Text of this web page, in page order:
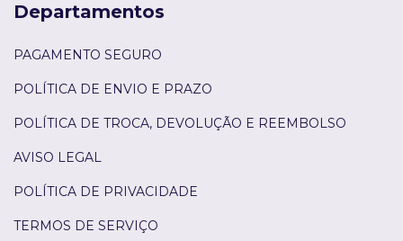
Departamentos
PAGAMENTO SEGURO
POLÍTICA DE ENVIO E PRAZO
POLÍTICA DE TROCA, DEVOLUÇÃO E REEMBOLSO
AVISO LEGAL
POLÍTICA DE PRIVACIDADE
TERMOS DE SERVIÇO